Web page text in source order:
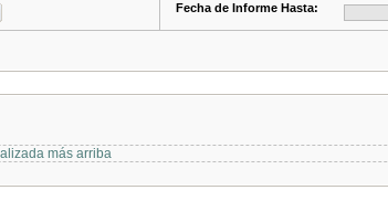
Fecha de Informe Hasta:
más arriba